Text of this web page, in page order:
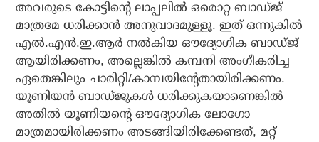
അവരുടെ കോട്ടിന്റെ ലാപ്പലില്‍ ഒരൊറ്റ ബാഡ്ജ്
മാത്രമേ ധരിക്കാന്‍ അനുവാദമുള്ളൂ. ഇത് ഒന്നുകില്‍
എല്‍.എന്‍.ഇ.ആര്‍ നല്‍കിയ ഔദ്യോഗിക ബാഡ്ജ്
ആയിരിക്കണം, അല്ലെങ്കില്‍ കമ്പനി അംഗീകരിച്ച
ഏതെങ്കിലും ചാരിറ്റി/കാമ്പയിന്റേതായിരിക്കണം.
യൂണിയന്‍ ബാഡ്ജുകള്‍ ധരിക്കുകയാണെങ്കില്‍
അതില്‍ യൂണിയന്റെ ഔദ്യോഗിക ലോഗോ
മാത്രമായിരിക്കണം അടങ്ങിയിരിക്കേണ്ടത്, മറ്റ്